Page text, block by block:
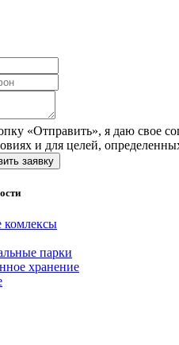
«Отправить», я даю свое
и для целей,
заявку
комлексы
парки
хранение